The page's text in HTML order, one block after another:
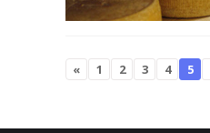
« 1 2 3 4 5